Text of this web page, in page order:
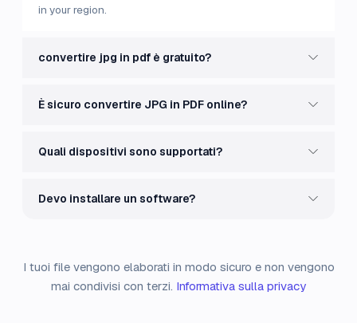
in your region.
convertire jpg in pdf è gratuito?
È sicuro convertire JPG in PDF online?
Quali dispositivi sono supportati?
Devo installare un software?
I tuoi file vengono elaborati in modo sicuro e non vengono
mai condivisi con terzi. Informativa sulla privacy